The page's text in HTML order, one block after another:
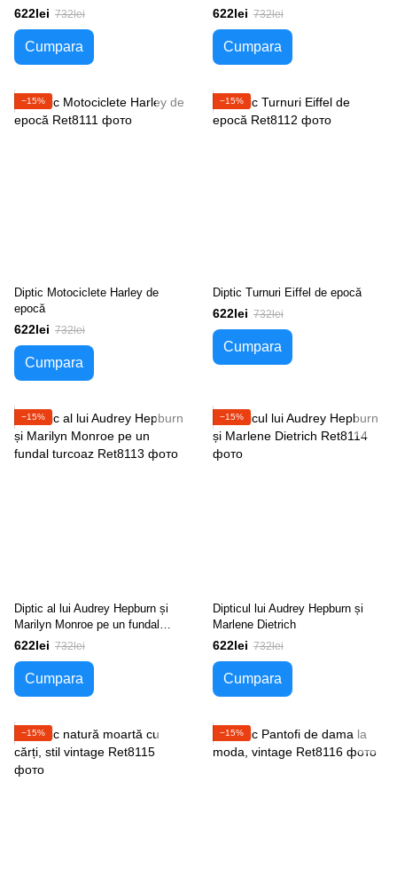
622lei 732lei
Cumpara
622lei 732lei
Cumpara
−15%
Diptic Motociclete Harley de
epocă
622lei 732lei
Cumpara
−15%
Diptic Turnuri Eiffel de epocă
622lei 732lei
Cumpara
−15%
Diptic al lui Audrey Hepburn și
Marilyn Monroe pe un fundal
turcoaz
622lei 732lei
Cumpara
−15%
Dipticul lui Audrey Hepburn și
Marlene Dietrich
622lei 732lei
Cumpara
−15% −15%